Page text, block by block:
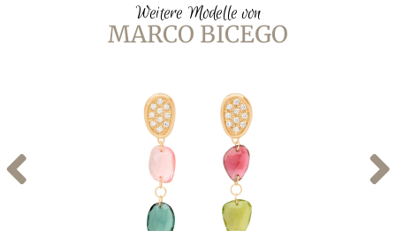
Weitere Modelle von
MARCO BICEGO